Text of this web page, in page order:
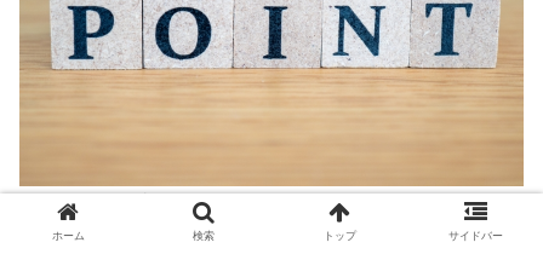
せっかく習い事を始めるのなら、お得に始めたいですよ
ね！ホーム 検索 トップ サイドバー